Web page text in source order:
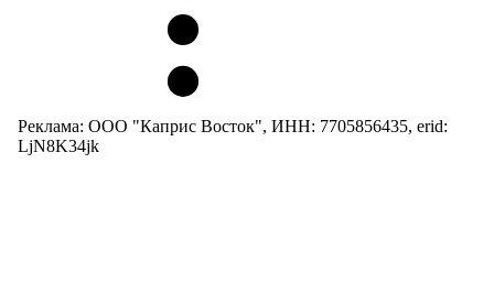
Реклама: ООО "Каприс Восток", ИНН: 7705856435, erid:
LjN8K34jk